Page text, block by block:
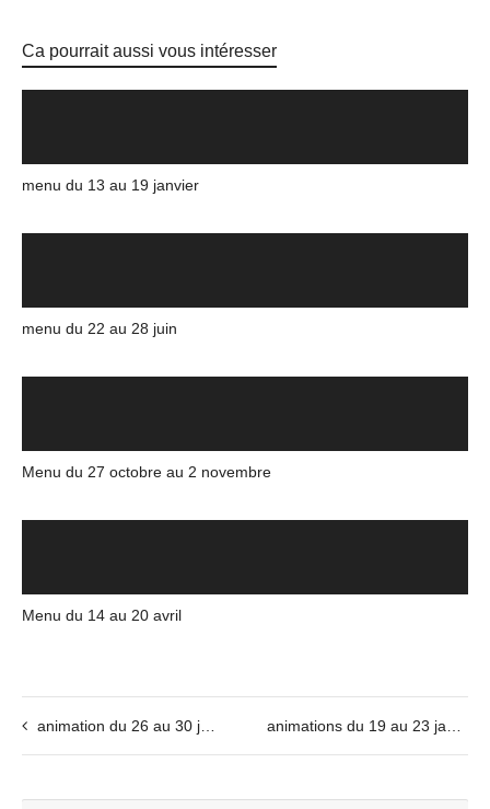
Ca pourrait aussi vous intéresser
menu du 13 au 19 janvier
menu du 22 au 28 juin
Menu du 27 octobre au 2 novembre
Menu du 14 au 20 avril
animation du 26 au 30 janvier animations du 19 au 23 janvier